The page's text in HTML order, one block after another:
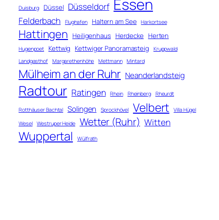
Duisburg Düssel Düsseldorf Essen
Felderbach Flughafen Haltern am See Harkortsee
Hattingen Heiligenhaus Herdecke Herten
Hugenpoet Kettwig Kettwiger Panoramasteig
Kruppwald
Landgasthof
Margarethenhöhe Mettmann Mintard
Mülheim an der Ruhr Neanderlandsteig
Radtour Ratingen Rhein Rheinberg Rheurdt
Rotthäuser Bachtal Solingen Sprockhövel Velbert
Villa Hügel
Wesel
Westruper Heide Wetter (Ruhr) Witten
Wuppertal Wülfrath